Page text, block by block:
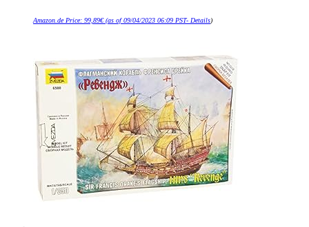
Amazon.de Price: 99,89€(as of 09/04/2023 06:09 PST- Details)